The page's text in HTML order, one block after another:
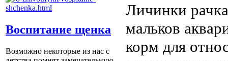
Воспитание щенка
Возможно некоторые из нас с
Личинки
мальков
корм для